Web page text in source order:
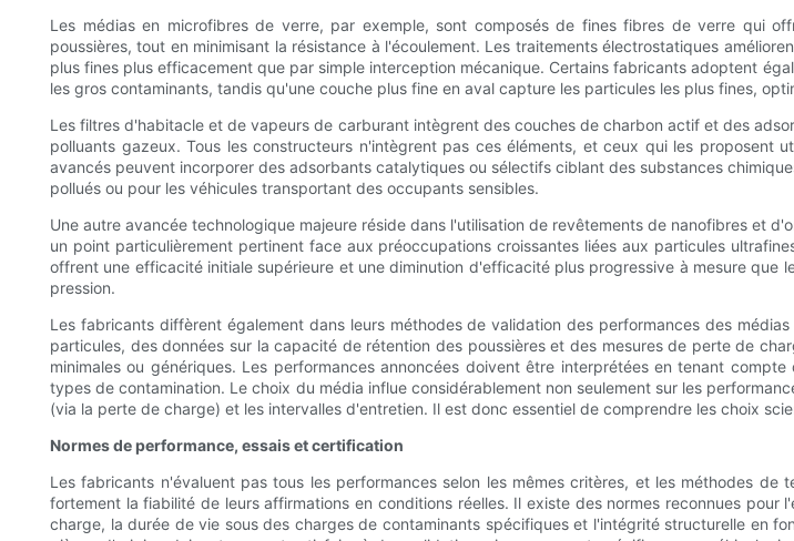
Les médias en microfibres de verre, par exemple, sont composés de fines fibres de verre qui
poussières, tout en minimisant la résistance à l'écoulement. Les traitements électrostatiques
plus fines plus efficacement que par simple interception mécanique. Certains fabricants adoptent
les gros contaminants, tandis qu'une couche plus fine en aval capture les particules les plus fines,
Les filtres d'habitacle et de vapeurs de carburant intègrent des couches de charbon actif et des
polluants gazeux. Tous les constructeurs n'intègrent pas ces éléments, et ceux qui les
avancés peuvent incorporer des adsorbants catalytiques ou sélectifs ciblant des substances
pollués ou pour les véhicules transportant des occupants sensibles.
Une autre avancée technologique majeure réside dans l'utilisation de revêtements de nanofibres et
un point particulièrement pertinent face aux préoccupations croissantes liées aux particules
offrent une efficacité initiale supérieure et une diminution d'efficacité plus progressive à mesure
pression.
Les fabricants diffèrent également dans leurs méthodes de validation des performances des
particules, des données sur la capacité de rétention des poussières et des mesures de perte de
minimales ou génériques. Les performances annoncées doivent être interprétées en tenant
types de contamination. Le choix du média influe considérablement non seulement sur les
(via la perte de charge) et les intervalles d'entretien. Il est donc essentiel de comprendre les choix
Normes de performance, essais et certification
Les fabricants n'évaluent pas tous les performances selon les mêmes critères, et les méthodes
fortement la fiabilité de leurs affirmations en conditions réelles. Il existe des normes reconnues
charge, la durée de vie sous des charges de contaminants spécifiques et l'intégrité structurelle en